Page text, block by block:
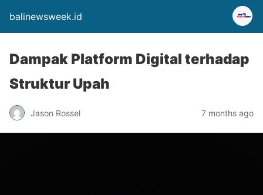
balinewsweek.id
Dampak Platform Digital terhadap
Struktur Upah
Jason Rossel 7 months ago